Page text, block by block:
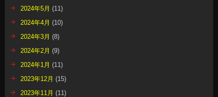
2024年5月 (11)
2024年4月 (10)
2024年3月 (8)
2024年2月 (9)
2024年1月 (11)
2023年12月 (15)
2023年11月 (11)